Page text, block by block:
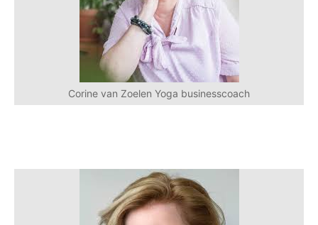
Corine van Zoelen Yoga businesscoach